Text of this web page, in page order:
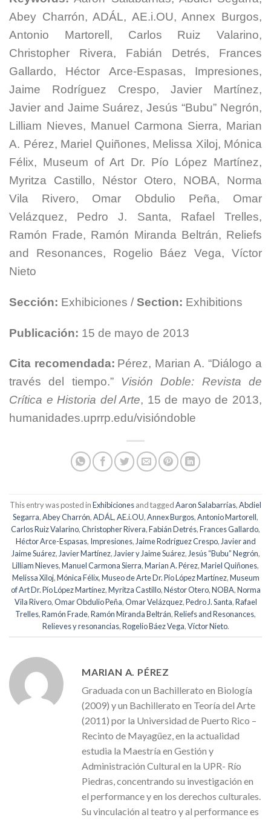
Abey Charrón, ADÁL, AE.i.OU, Annex Burgos,
Antonio Martorell, Carlos Ruiz Valarino,
Christopher Rivera, Fabián Detrés, Frances
Gallardo, Héctor Arce-Espasas, Impresiones,
Jaime Rodríguez Crespo, Javier Martínez,
Javier and Jaime Suárez, Jesús “Bubu” Negrón,
Lilliam Nieves, Manuel Carmona Sierra, Marian
A. Pérez, Mariel Quiñones, Melissa Xiloj, Mónica
Félix, Museum of Art Dr. Pío López Martínez,
Myritza Castillo, Néstor Otero, NOBA, Norma
Vila Rivero, Omar Obdulio Peña, Omar
Velázquez, Pedro J. Santa, Rafael Trelles,
Ramón Frade, Ramón Miranda Beltrán, Reliefs
and Resonances, Rogelio Báez Vega, Víctor
Nieto
Sección: Exhibiciones / Section: Exhibitions
Publicación: 15 de mayo de 2013
Cita recomendada: Pérez, Marian A. “Diálogo a
través del tiempo.” Visión Doble: Revista de
Crítica e Historia del Arte, 15 de mayo de 2013,
humanidades.uprrp.edu/visióndoble
This entry was posted inExhibicionesand taggedAaron Salabarrías,Abdiel
Segarra,Abey Charrón,ADÁL ,AE.i.OU,Annex Burgos,Antonio Martorell,
Carlos Ruiz Valarino,Christopher Rivera,Fabián Detrés,Frances Gallardo,
Héctor Arce-Espasas, Impresiones, Jaime Rodríguez Crespo, Javier and
Jaime Suárez, Javier Martínez, Javier y Jaime Suárez, Jesús “Bubu” Negrón,
Lilliam Nieves,Manuel Carmona Sierra,Marian A. Pérez,Mariel Quiñones,
Melissa Xiloj,Mónica Félix,Museo de Arte Dr. Pío López Martínez,Museum
of Art Dr. Pío López Martínez,Myritza Castillo,Néstor Otero,NOBA,Norma
Vila Rivero,Omar Obdulio Peña,Omar Velázquez,Pedro J. Santa,Rafael
Trelles,Ramón Frade,Ramón Miranda Beltrán,Reliefs and Resonances,
Relieves y resonancias,Rogelio Báez Vega,Víctor Nieto.
MARIAN A. PÉREZ
Graduada con un Bachillerato en Biología
(2009) y un Bachillerato en Teoría del Arte
(2011) por la Universidad de Puerto Rico –
Recinto de Mayagüez, en la actualidad
estudia la Maestría en Gestión y
Administración Cultural en la UPR- Río
Piedras, concentrando su investigación en
el performance y en los derechos culturales.
Su vinculación al teatro y al performance es